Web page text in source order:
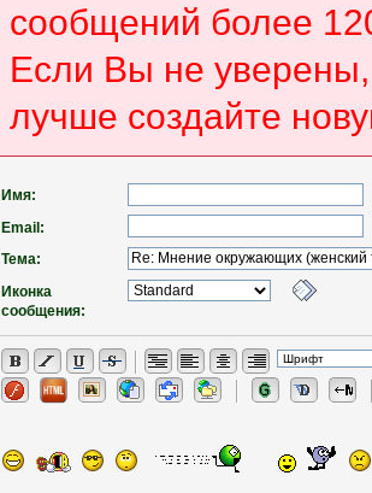
сообщений более
Если Вы не уверены,
лучше создайте
Имя:
Email:
Тема:
Иконка
сообщения: